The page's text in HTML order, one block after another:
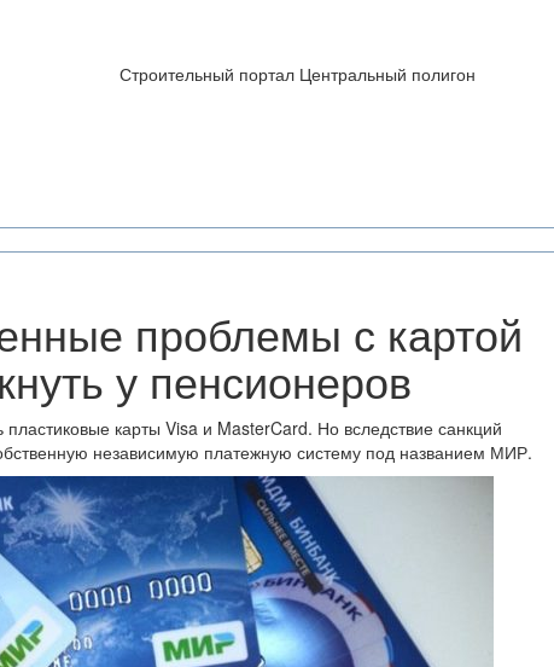
Строительный портал Центральный полигон
проблемы с картой
у пенсионеров
карты Visa и MasterCard. Но вследствие санкций
независимую платежную систему под названием МИР.